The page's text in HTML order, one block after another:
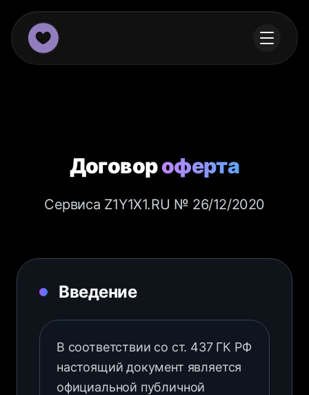
Договороферта
Сервиса Z1Y1X1.RU № 26/12/2020
Введение
В соответствии со ст. 437 ГК РФ
настоящий документ является
официальной публичной